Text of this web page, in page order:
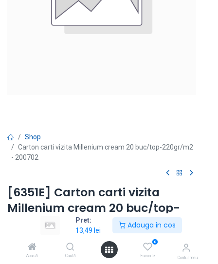
Pret:
13,49 lei
Adauga in cos
Acasă Caută
0
Favorite Contul meu
Shop
Carton carti vizita Millenium cream 20 buc/top-220gr/m2
- 200702
[6351E] Carton carti vizita
Millenium cream 20 buc/top-
220gr/m2 - 200702
13,49lei fără TVA 16,32lei